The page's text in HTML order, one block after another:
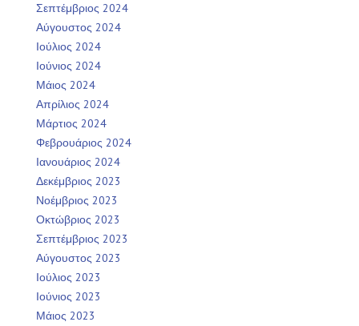
Σεπτέμβριος 2024
Αύγουστος 2024
Ιούλιος 2024
Ιούνιος 2024
Μάιος 2024
Απρίλιος 2024
Μάρτιος 2024
Φεβρουάριος 2024
Ιανουάριος 2024
Δεκέμβριος 2023
Νοέμβριος 2023
Οκτώβριος 2023
Σεπτέμβριος 2023
Αύγουστος 2023
Ιούλιος 2023
Ιούνιος 2023
Μάιος 2023